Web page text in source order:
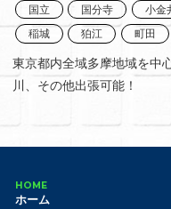
国立
国分寺 小金
稲城
狛江 町田
東京都内全域多摩地域を中
川、その他出張可能！
HOME
ホーム